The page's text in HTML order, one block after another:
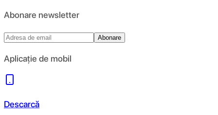
Abonare newsletter
Abonare
Aplicație de mobil
Descarcă